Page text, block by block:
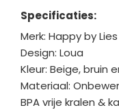
Specificaties:
Merk: Happy by Lies
Design: Loua
Kleur: Beige, bruin
Materiaal:
BPA vrije kralen &